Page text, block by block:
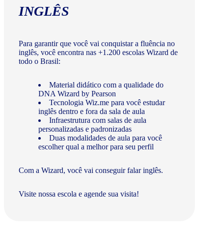
INGLÊS
Para garantir que você vai conquistar a fluência no
inglês, você encontra nas +1.200 escolas Wizard de
todo o Brasil:
Material didático com a qualidade do
DNA Wizard by Pearson
Tecnologia Wiz.me para você estudar
inglês dentro e fora da sala de aula
Infraestrutura com salas de aula
personalizadas e padronizadas
Duas modalidades de aula para você
escolher qual a melhor para seu perfil
Com a Wizard, você vai conseguir falar inglês.
Visite nossa escola e agende sua visita!